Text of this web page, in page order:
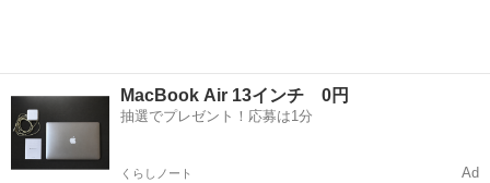
MacBook Air 13インチ 0円
抽選でプレゼント！応募は1分
くらしノート Ad